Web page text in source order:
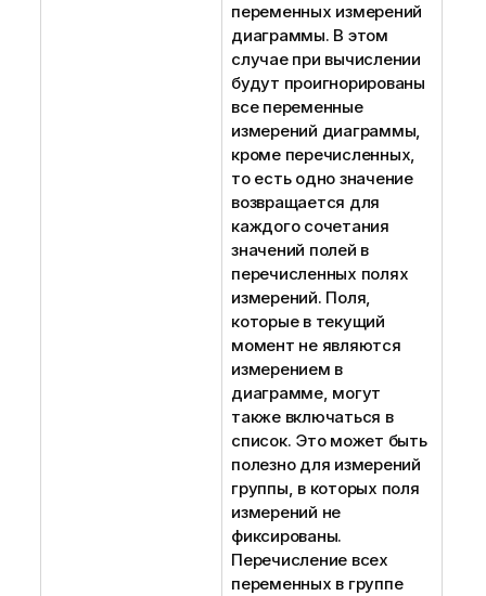
переменных измерений
диаграммы. В этом
случае при вычислении
будут проигнорированы
все переменные
измерений диаграммы,
кроме перечисленных,
то есть одно значение
возвращается для
каждого сочетания
значений полей в
перечисленных полях
измерений. Поля,
которые в текущий
момент не являются
измерением в
диаграмме, могут
также включаться в
список. Это может быть
полезно для измерений
группы, в которых поля
измерений не
фиксированы.
Перечисление всех
переменных в группе